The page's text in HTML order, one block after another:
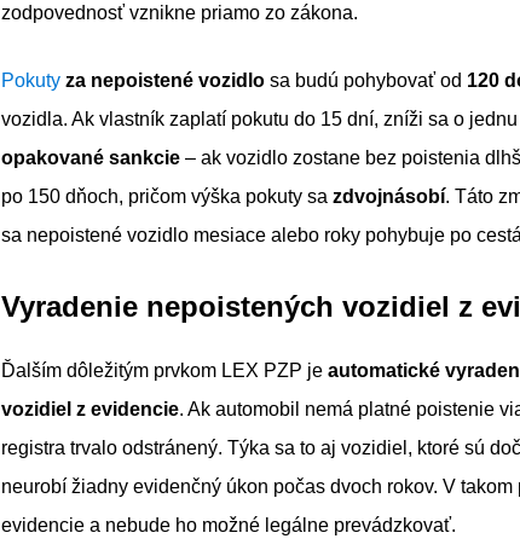
zodpovednosť vznikne priamo zo zákona.
Pokuty za nepoistené vozidlo sa budú pohybovať od 120
vozidla. Ak vlastník zaplatí pokutu do 15 dní, zníži sa o
opakované sankcie – ak vozidlo zostane bez poistenia
po 150 dňoch, pričom výška pokuty sa zdvojnásobí. Táto
sa nepoistené vozidlo mesiace alebo roky pohybuje po
Vyradenie nepoistených vozidiel z
Ďalším dôležitým prvkom LEX PZP je automatické
vozidiel z evidencie. Ak automobil nemá platné poistenie
registra trvalo odstránený. Týka sa to aj vozidiel, ktoré sú
neurobí žiadny evidenčný úkon počas dvoch rokov. V
evidencie a nebude ho možné legálne prevádzkovať.